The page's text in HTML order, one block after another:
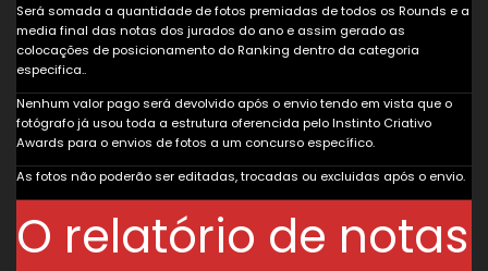
Será somada a quantidade de fotos premiadas de todos os Rounds e a
media final das notas dos jurados do ano e assim gerado as
colocações de posicionamento do Ranking dentro da categoria
especifica..
Nenhum valor pago será devolvido após o envio tendo em vista que o
fotógrafo já usou toda a estrutura oferencida pelo Instinto Criativo
Awards para o envios de fotos a um concurso específico.
As fotos não poderão ser editadas, trocadas ou excluidas após o envio.
O relatório de notas